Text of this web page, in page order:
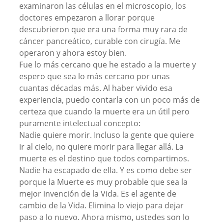
examinaron las células en el microscopio, los
doctores empezaron a llorar porque
descubrieron que era una forma muy rara de
cáncer pancreático, curable con cirugía. Me
operaron y ahora estoy bien.
Fue lo más cercano que he estado a la muerte y
espero que sea lo más cercano por unas
cuantas décadas más. Al haber vivido esa
experiencia, puedo contarla con un poco más de
certeza que cuando la muerte era un útil pero
puramente intelectual concepto:
Nadie quiere morir. Incluso la gente que quiere
ir al cielo, no quiere morir para llegar allá. La
muerte es el destino que todos compartimos.
Nadie ha escapado de ella. Y es como debe ser
porque la Muerte es muy probable que sea la
mejor invención de la Vida. Es el agente de
cambio de la Vida. Elimina lo viejo para dejar
paso a lo nuevo. Ahora mismo, ustedes son lo